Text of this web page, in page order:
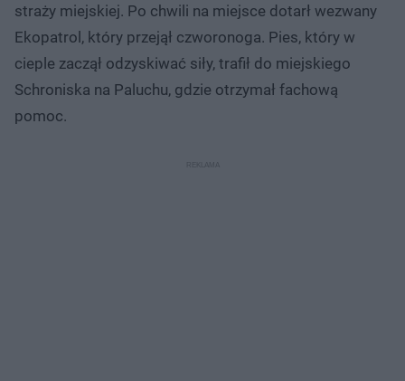
straży miejskiej. Po chwili na miejsce dotarł wezwany
Ekopatrol, który przejął czworonoga. Pies, który w
cieple zaczął odzyskiwać siły, trafił do miejskiego
Schroniska na Paluchu, gdzie otrzymał fachową
pomoc.